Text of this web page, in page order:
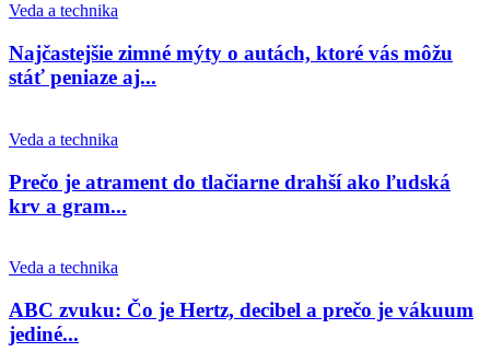
Veda a technika
Najčastejšie zimné mýty o autách, ktoré vás môžu
stáť peniaze aj...
Veda a technika
Prečo je atrament do tlačiarne drahší ako ľudská
krv a gram...
Veda a technika
ABC zvuku: Čo je Hertz, decibel a prečo je vákuum
jediné...